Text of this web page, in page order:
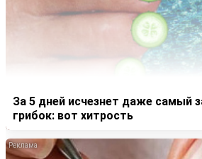
За 5 дней исчезнет даже самый
грибок: вот хитрость